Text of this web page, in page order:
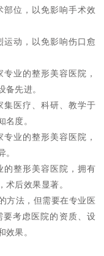
部位，以免影响手术效
运动，以免影响伤口愈
业的整形美容医院，
备先进。
集医疗、科研、教学于
名度。
业的整形美容医院，
。
的整形美容医院，拥有
术后效果显著。
方法，但需要在专业医
要考虑医院的资质、设
效果。